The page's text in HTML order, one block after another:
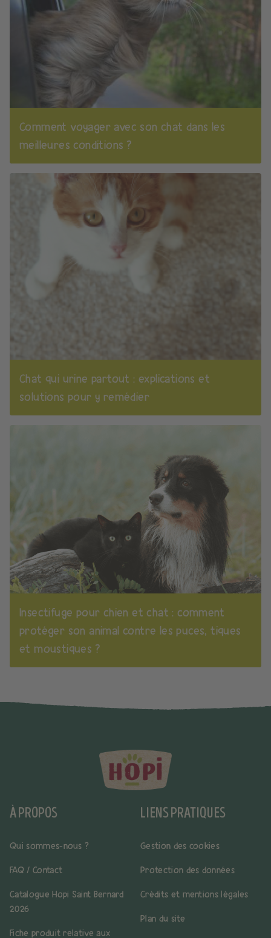
Comment voyager avec son chat dans les
meilleures conditions ?
Chat qui urine partout : explications et
solutions pour y remédier
Insectifuge pour chien et chat : comment
protéger son animal contre les puces, tiques
et moustiques ?
À PROPOS
Qui sommes-nous ?
FAQ / Contact
Catalogue Hopi Saint Bernard
2026
Fiche produit relative aux
LIENS PRATIQUES
Gestion des cookies
Protection des données
Crédits et mentions légales
Plan du site